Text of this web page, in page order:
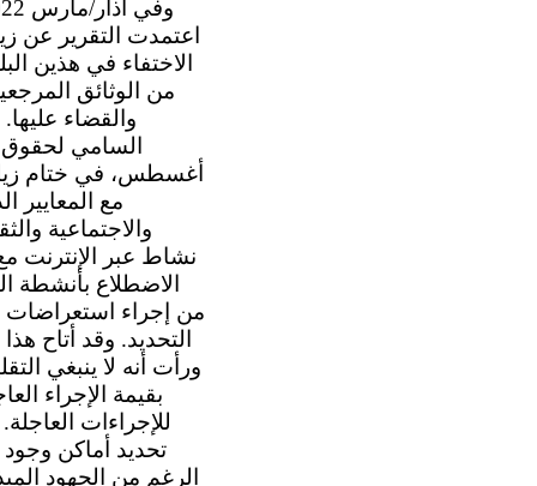
اعتمدت التقرير عن
الاختفاء في هذين
من الوثائق
والقضاء
أغسطس، في ختام
مع المعايير
والاجتماعية
الاضطلاع بأنشطة
من إجراء استعراضات
التحديد. وقد أتاح
ورأت أنه لا ينبغي
الرغم من الجهود